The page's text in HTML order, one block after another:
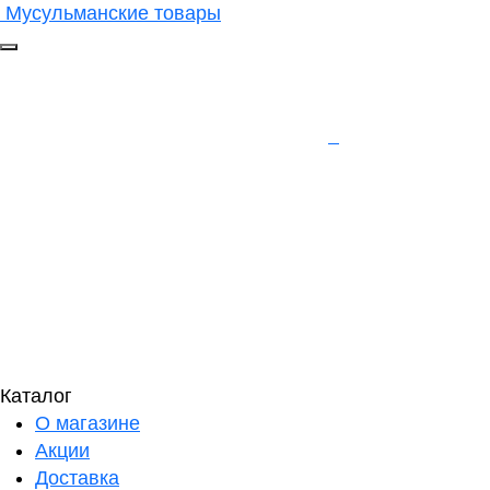
Мусульманские товары
Каталог
О магазине
Акции
Доставка